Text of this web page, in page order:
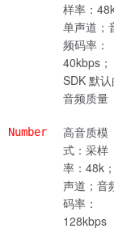
样率：
单声道；
频码率：
40kbps；
SDK 默
音频质量
Number
高音质模
式：采样
率：48k
声道；音
码率：
128kbps